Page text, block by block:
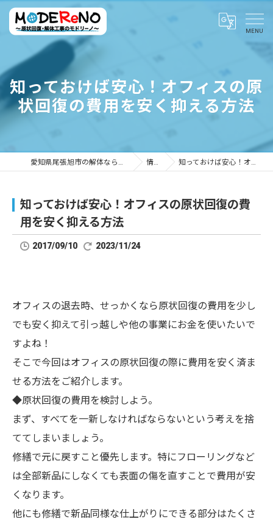
知っておけば安心！オフィスの原
状回復の費用を安く抑える方法
愛知県尾張旭市の解体ならMODEReNO ～原状回復・解体工事のモドリーノ～ 情報ブログ 知っておけば安心！オフィスの原状回復の費用を安く抑える方法
知っておけば安心！オフィスの原状回復の費
用を安く抑える方法
2017/09/10 2023/11/24
オフィスの退去時、せっかくなら原状回復の費用を少し
でも安く抑えて引っ越しや他の事業にお金を使いたいで
すよね！
そこで今回はオフィスの原状回復の際に費用を安く済ま
せる方法をご紹介します。
◆原状回復の費用を検討しよう。
まず、すべてを一新しなければならないという考えを捨
ててしまいましょう。
修繕で元に戻すこと優先します。特にフローリングなど
は全部新品にしなくても表面の傷を直すことで費用が安
くなります。
他にも修繕で新品同様な仕上がりにできる部分はたくさ